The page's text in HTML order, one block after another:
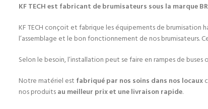
KF TECH est fabricant de brumisateurs sous la marque
KF TECH conçoit et fabrique les équipements de brumisation
l’assemblage et le bon fonctionnement de nos brumisateurs.
Selon le besoin, l’installation peut se faire en rampes de
Notre matériel est fabriqué par nos soins dans nos locaux
nos produitsau meilleur prix et une livraison rapide.